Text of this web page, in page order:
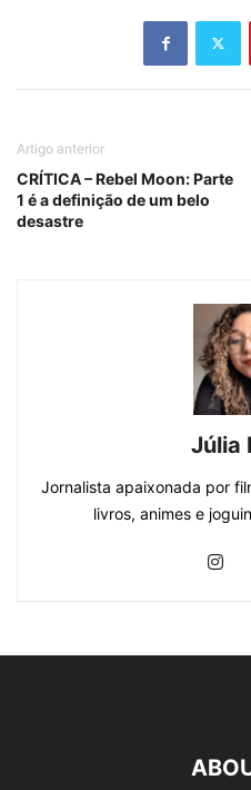
Artigo anterior
CRÍTICA – Rebel Moon: Parte
1 é a definição de um belo
desastre
Júlia
Jornalista apaixonada por
livros, animes e